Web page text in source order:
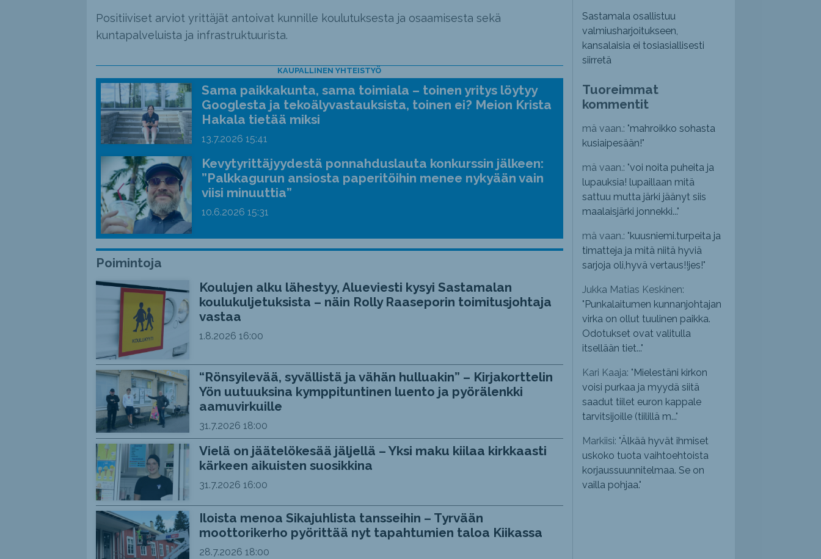
Positiiviset arviot yrittäjät antoivat kunnille koulutuksesta ja osaamisesta sekä
kuntapalveluista ja infrastruktuurista.
KAUPALLINEN YHTEISTYÖ
Sama paikkakunta, sama toimiala – toinen yritys löytyy
Googlesta ja tekoälyvastauksista, toinen ei? Meion Krista
Hakala tietää miksi
13.7.2026 15:41
Kevytyrittäjyydestä ponnahduslauta konkurssin jälkeen:
”Palkkagurun ansiosta paperitöihin menee nykyään vain
viisi minuuttia”
10.6.2026 15:31
Poimintoja
Koulujen alku lähestyy, Alueviesti kysyi Sastamalan
koulukuljetuksista – näin Rolly Raaseporin toimitusjohtaja
vastaa
1.8.2026 16:00
“Rönsyilevää, syvällistä ja vähän hulluakin” – Kirjakorttelin
Yön uutuuksina kymppituntinen luento ja pyörälenkki
aamuvirkuille
31.7.2026 18:00
Vielä on jäätelökesää jäljellä – Yksi maku kiilaa kirkkaasti
kärkeen aikuisten suosikkina
31.7.2026 16:00
Iloista menoa Sikajuhlista tansseihin – Tyrvään
moottorikerho pyörittää nyt tapahtumien taloa Kiikassa
28.7.2026 18:00
Sastamala osallistuu
valmiusharjoitukseen,
kansalaisia ei tosiasiallisesti
siirretä
Tuoreimmat
kommentit
mä vaan.: "mahroikko sohasta
kusiaipesään!"
mä vaan.: "voi noita puheita ja
lupauksia! lupaillaan mitä
sattuu mutta järki jäänyt siis
maalaisjärki jonnekki..."
mä vaan.: "kuusniemi.turpeita ja
timatteja ja mitä niitä hyviä
sarjoja oli,hyvä vertaus!!jes!"
Jukka Matias Keskinen:
" Punkalaitumen kunnanjohtajan
virka on ollut tuulinen paikka.
Odotukset ovat valitulla
itsellään tiet..."
Kari Kaaja: " Mielestäni kirkon
voisi purkaa ja myydä siitä
saadut tiilet euron kappale
tarvitsijoille (tiilillä m..."
Markiisi: "Älkää hyvät ihmiset
uskoko tuota vaihtoehtoista
korjaussuunnitelmaa. Se on
vailla pohjaa."